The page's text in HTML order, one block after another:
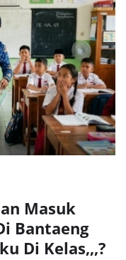
Masuk
Bantaeng
Di Kelas,,,?